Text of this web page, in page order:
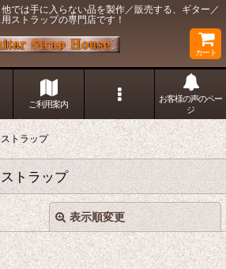
では手に入らない品を製作／販売する、ギター／
ストラップの専門店です！
カート
ご利用案内
お客様の声のペー
ジ
トラップ
トラップ
表示順変更 閉じる